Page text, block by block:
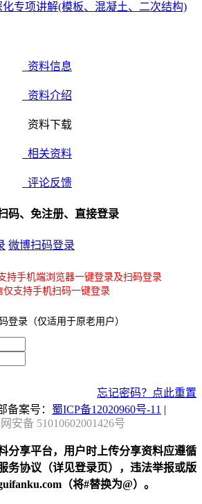
专项讲解(模板、混凝土、二次结构)
资料信息
资料介绍
资料下载
相关资料
评论反馈
码、免注册、直接登录
微博扫码登录
持手机端浏览器一键登录及扫码登录
仅支持手机扫码一键登录
登录（仅适用于原老用户）
忘记密码？点此重置
备案号： 蜀ICP备12020960号-11 |
安备 51010602001426号
分享平台，用户时上传分享资料应遵循
务协议（详见登录页），违法举报或版
（将#替换为@）。